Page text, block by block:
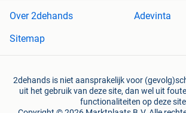
Over 2dehands
Adevinta
Sitemap
2dehands is niet aansprakelijk voor
uit het gebruik van deze site, dan wel uit
functionaliteiten op deze